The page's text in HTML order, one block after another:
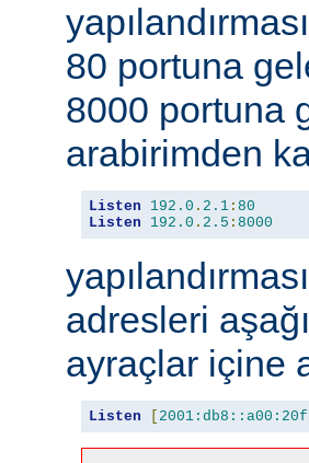
80 portuna
8000 portuna
arabirimden
Listen 192.0 . 2.1 : 80
Listen
192.0 . 2.5 : 8000
adresleri
ayraçlar içine
Listen [